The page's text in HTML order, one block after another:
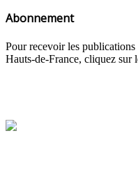
Abonnement
Pour recevoir les
Hauts-de-France, cliquez sur